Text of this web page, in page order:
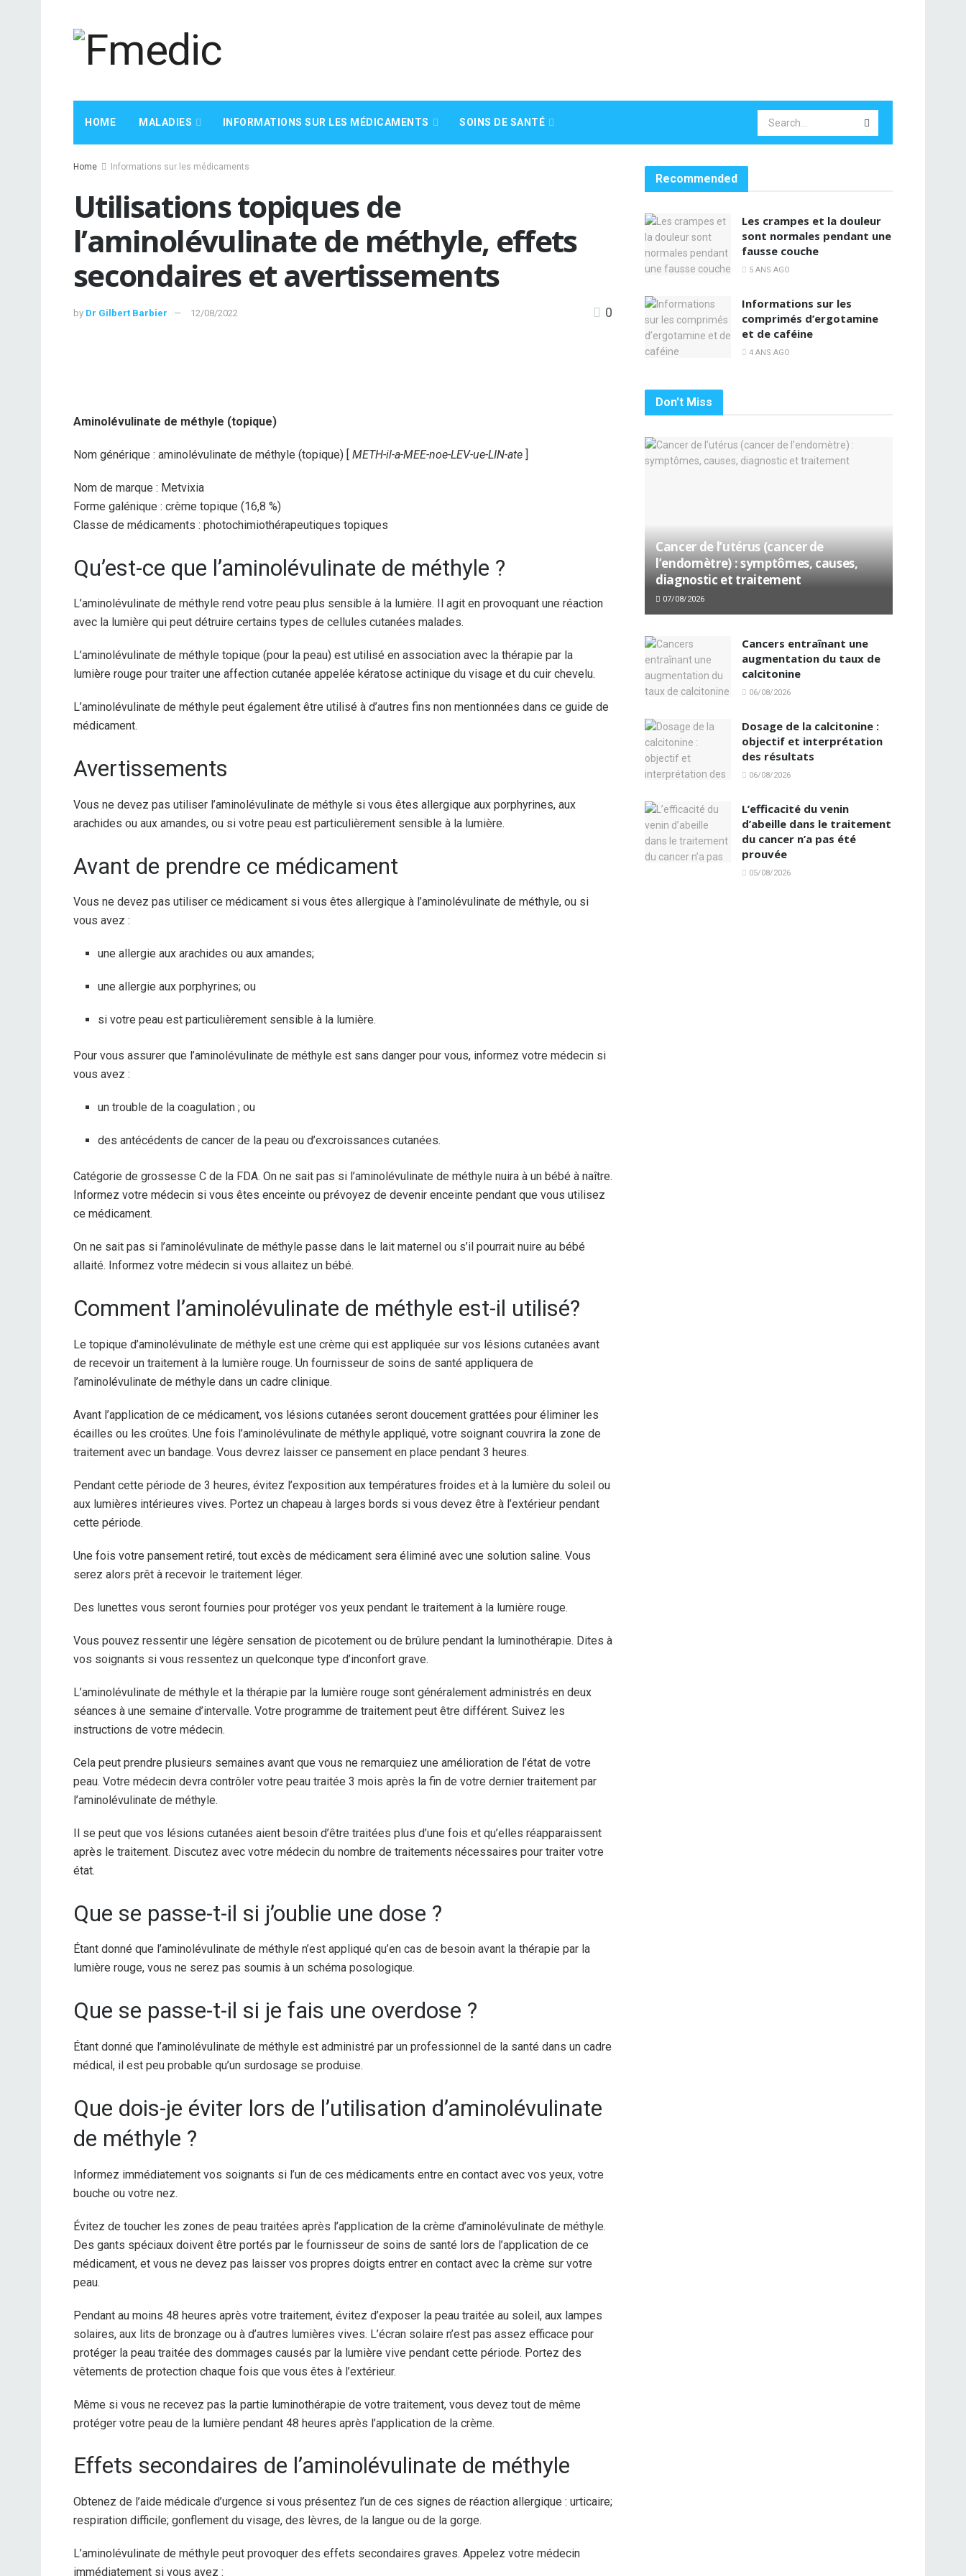
HOME MALADIES INFORMATIONS SUR LES MÉDICAMENTS SOINS DE SANTÉ
Home Informations sur les médicaments
Utilisations topiques de
l’aminolévulinate de méthyle, effets
secondaires et avertissements
by Dr Gilbert Barbier 12/08/2022 0
Aminolévulinate de méthyle (topique)
Nom générique : aminolévulinate de méthyle (topique) [ METH-il-a-MEE-noe-LEV-ue-LIN-ate ]
Nom de marque : Metvixia
Forme galénique : crème topique (16,8 %)
Classe de médicaments : photochimiothérapeutiques topiques
Qu’est-ce que l’aminolévulinate de méthyle ?
L’aminolévulinate de méthyle rend votre peau plus sensible à la lumière. Il agit en provoquant une réaction
avec la lumière qui peut détruire certains types de cellules cutanées malades.
L’aminolévulinate de méthyle topique (pour la peau) est utilisé en association avec la thérapie par la
lumière rouge pour traiter une affection cutanée appelée kératose actinique du visage et du cuir chevelu.
L’aminolévulinate de méthyle peut également être utilisé à d’autres fins non mentionnées dans ce guide de
médicament.
Avertissements
Vous ne devez pas utiliser l’aminolévulinate de méthyle si vous êtes allergique aux porphyrines, aux
arachides ou aux amandes, ou si votre peau est particulièrement sensible à la lumière.
Avant de prendre ce médicament
Vous ne devez pas utiliser ce médicament si vous êtes allergique à l’aminolévulinate de méthyle, ou si
vous avez :
une allergie aux arachides ou aux amandes;
une allergie aux porphyrines; ou
si votre peau est particulièrement sensible à la lumière.
Pour vous assurer que l’aminolévulinate de méthyle est sans danger pour vous, informez votre médecin si
vous avez :
un trouble de la coagulation ; ou
des antécédents de cancer de la peau ou d’excroissances cutanées.
Catégorie de grossesse C de la FDA. On ne sait pas si l’aminolévulinate de méthyle nuira à un bébé à naître.
Informez votre médecin si vous êtes enceinte ou prévoyez de devenir enceinte pendant que vous utilisez
ce médicament.
On ne sait pas si l’aminolévulinate de méthyle passe dans le lait maternel ou s’il pourrait nuire au bébé
allaité. Informez votre médecin si vous allaitez un bébé.
Comment l’aminolévulinate de méthyle est-il utilisé?
Le topique d’aminolévulinate de méthyle est une crème qui est appliquée sur vos lésions cutanées avant
de recevoir un traitement à la lumière rouge. Un fournisseur de soins de santé appliquera de
l’aminolévulinate de méthyle dans un cadre clinique.
Avant l’application de ce médicament, vos lésions cutanées seront doucement grattées pour éliminer les
écailles ou les croûtes. Une fois l’aminolévulinate de méthyle appliqué, votre soignant couvrira la zone de
traitement avec un bandage. Vous devrez laisser ce pansement en place pendant 3 heures.
Pendant cette période de 3 heures, évitez l’exposition aux températures froides et à la lumière du soleil ou
aux lumières intérieures vives. Portez un chapeau à larges bords si vous devez être à l’extérieur pendant
cette période.
Une fois votre pansement retiré, tout excès de médicament sera éliminé avec une solution saline. Vous
serez alors prêt à recevoir le traitement léger.
Des lunettes vous seront fournies pour protéger vos yeux pendant le traitement à la lumière rouge.
Vous pouvez ressentir une légère sensation de picotement ou de brûlure pendant la luminothérapie. Dites à
vos soignants si vous ressentez un quelconque type d’inconfort grave.
L’aminolévulinate de méthyle et la thérapie par la lumière rouge sont généralement administrés en deux
séances à une semaine d’intervalle. Votre programme de traitement peut être différent. Suivez les
instructions de votre médecin.
Cela peut prendre plusieurs semaines avant que vous ne remarquiez une amélioration de l’état de votre
peau. Votre médecin devra contrôler votre peau traitée 3 mois après la fin de votre dernier traitement par
l’aminolévulinate de méthyle.
Il se peut que vos lésions cutanées aient besoin d’être traitées plus d’une fois et qu’elles réapparaissent
après le traitement. Discutez avec votre médecin du nombre de traitements nécessaires pour traiter votre
état.
Que se passe-t-il si j’oublie une dose ?
Étant donné que l’aminolévulinate de méthyle n’est appliqué qu’en cas de besoin avant la thérapie par la
lumière rouge, vous ne serez pas soumis à un schéma posologique.
Que se passe-t-il si je fais une overdose ?
Étant donné que l’aminolévulinate de méthyle est administré par un professionnel de la santé dans un cadre
médical, il est peu probable qu’un surdosage se produise.
Que dois-je éviter lors de l’utilisation d’aminolévulinate
de méthyle ?
Informez immédiatement vos soignants si l’un de ces médicaments entre en contact avec vos yeux, votre
bouche ou votre nez.
Évitez de toucher les zones de peau traitées après l’application de la crème d’aminolévulinate de méthyle.
Des gants spéciaux doivent être portés par le fournisseur de soins de santé lors de l’application de ce
médicament, et vous ne devez pas laisser vos propres doigts entrer en contact avec la crème sur votre
peau.
Pendant au moins 48 heures après votre traitement, évitez d’exposer la peau traitée au soleil, aux lampes
solaires, aux lits de bronzage ou à d’autres lumières vives. L’écran solaire n’est pas assez efficace pour
protéger la peau traitée des dommages causés par la lumière vive pendant cette période. Portez des
vêtements de protection chaque fois que vous êtes à l’extérieur.
Même si vous ne recevez pas la partie luminothérapie de votre traitement, vous devez tout de même
protéger votre peau de la lumière pendant 48 heures après l’application de la crème.
Effets secondaires de l’aminolévulinate de méthyle
Obtenez de l’aide médicale d’urgence si vous présentez l’un de ces signes de réaction allergique : urticaire;
respiration difficile; gonflement du visage, des lèvres, de la langue ou de la gorge.
L’aminolévulinate de méthyle peut provoquer des effets secondaires graves. Appelez votre médecin
immédiatement si vous avez :
Recommended
Les crampes et la douleur
sont normales pendant une
fausse couche
5 ANS AGO
Informations sur les
comprimés d’ergotamine
et de caféine
4 ANS AGO
Don't Miss
Cancer de l’utérus (cancer de
l’endomètre) : symptômes, causes,
diagnostic et traitement
07/08/2026
Cancers entraînant une
augmentation du taux de
calcitonine
06/08/2026
Dosage de la calcitonine :
objectif et interprétation
des résultats
06/08/2026
L’efficacité du venin
d’abeille dans le traitement
du cancer n’a pas été
prouvée
05/08/2026